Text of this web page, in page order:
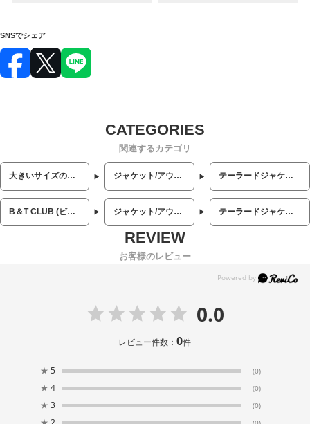
SNSでシェア
関連するカテゴリ
大きいサイズのメンズ服 ジャケット/アウター テーラードジャケット
B＆T CLUB (ビーアンドティークラブ) ジャケット/アウター テーラードジャケット
お客様のレビュー
0.0
レビュー件数：0件
★ 5 (0)
★ 4 (0)
★ 3 (0)